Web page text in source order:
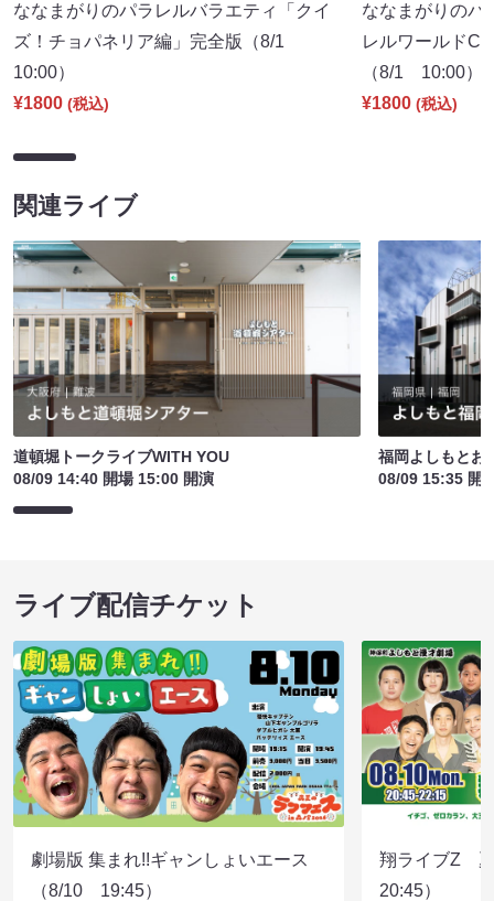
ななまがりのパラレルバラエティ「クイ
ズ！チョパネリア編」完全版（8/1
10:00）
¥1800 (税込)
ななまがりのパ
レルワールド
（8/1 10:00）
¥1800 (税込)
関連ライブ
道頓堀トークライブWITH YOU
08/09 14:40 開場 15:00 開演
福岡よしもとお
08/09 15:35 開
ライブ配信チケット
劇場版 集まれ!!ギャンしょいエース
（8/10 19:45）
翔ライブZ
20:45）